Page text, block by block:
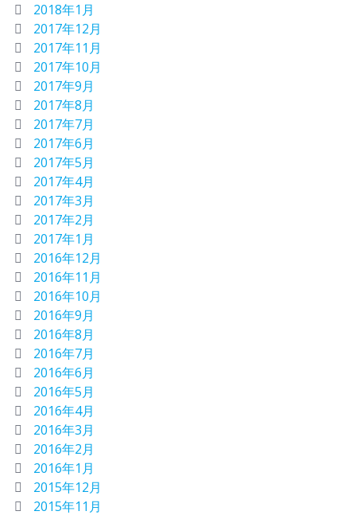
2018年1月
2017年12月
2017年11月
2017年10月
2017年9月
2017年8月
2017年7月
2017年6月
2017年5月
2017年4月
2017年3月
2017年2月
2017年1月
2016年12月
2016年11月
2016年10月
2016年9月
2016年8月
2016年7月
2016年6月
2016年5月
2016年4月
2016年3月
2016年2月
2016年1月
2015年12月
2015年11月